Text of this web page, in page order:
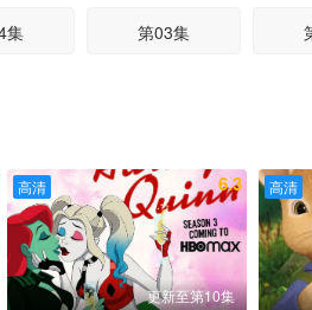
集 第03集
高清 6.3
更新至第10集
高清